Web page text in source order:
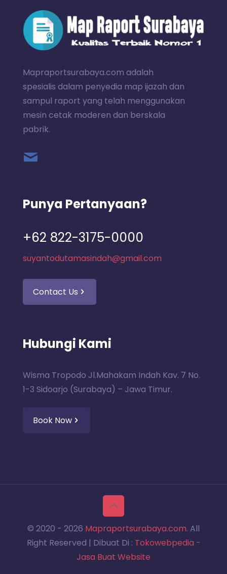
Mapraportsurabaya.com adalah
spesialis dalam penyedia map ijazah dan
sampul raport yang telah menggunakan
mesin cetak moderen dan berskala
pabrik.
Punya Pertanyaan?
+62 822-3175-0000
suyantodutamasindah@gmail.com
Contact Us
Hubungi Kami
Wisma Tropodo Jl.Mahakam Indah Kav. 7 No.
1-3 Sidoarjo (Surabaya) – Jawa Timur.
Book Now
© 2020 - 2026 Mapraportsurabaya.com. All
Right Reserved | Dibuat Di : Tokowebpedia -
Jasa Buat Website